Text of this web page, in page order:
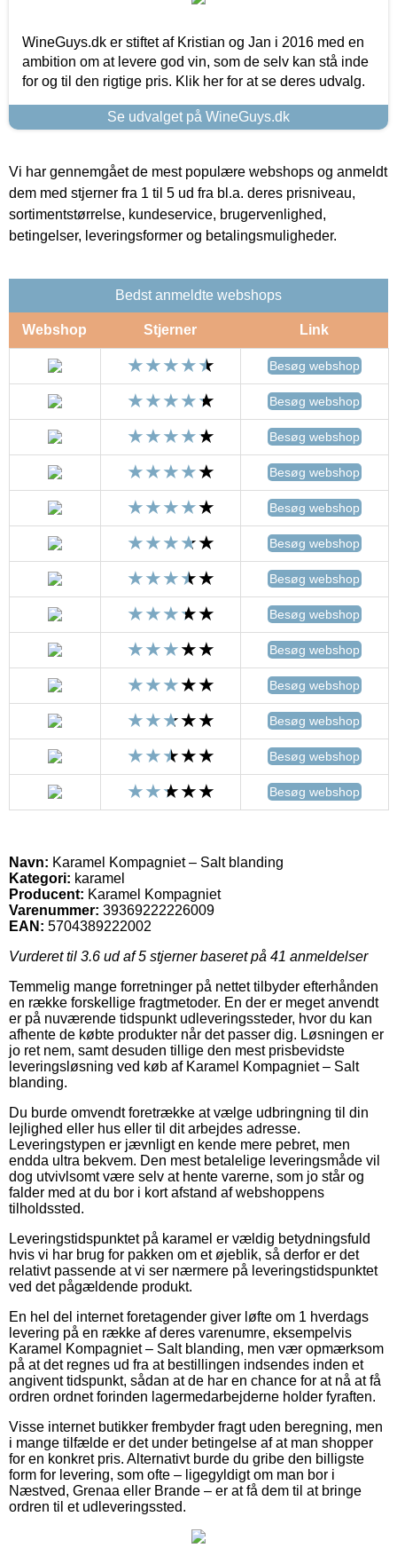
WineGuys.dk er stiftet af Kristian og Jan i 2016 med en
ambition om at levere god vin, som de selv kan stå inde
for og til den rigtige pris. Klik her for at se deres udvalg.
Se udvalget på WineGuys.dk
Vi har gennemgået de mest populære webshops og anmeldt
dem med stjerner fra 1 til 5 ud fra bl.a. deres prisniveau,
sortimentstørrelse, kundeservice, brugervenlighed,
betingelser, leveringsformer og betalingsmuligheder.
Bedst anmeldte webshops
Webshop Stjerner Link
Besøg webshop
Besøg webshop
Besøg webshop
Besøg webshop
Besøg webshop
Besøg webshop
Besøg webshop
Besøg webshop
Besøg webshop
Besøg webshop
Besøg webshop
Besøg webshop
Besøg webshop
Navn: Karamel Kompagniet – Salt blanding
Kategori: karamel
Producent: Karamel Kompagniet
Varenummer: 39369222226009
EAN: 5704389222002
Vurderet til 3.6 ud af 5 stjerner baseret på 41 anmeldelser
Temmelig mange forretninger på nettet tilbyder efterhånden
en række forskellige fragtmetoder. En der er meget anvendt
er på nuværende tidspunkt udleveringssteder, hvor du kan
afhente de købte produkter når det passer dig. Løsningen er
jo ret nem, samt desuden tillige den mest prisbevidste
leveringsløsning ved køb af Karamel Kompagniet – Salt
blanding.
Du burde omvendt foretrække at vælge udbringning til din
lejlighed eller hus eller til dit arbejdes adresse.
Leveringstypen er jævnligt en kende mere pebret, men
endda ultra bekvem. Den mest betalelige leveringsmåde vil
dog utvivlsomt være selv at hente varerne, som jo står og
falder med at du bor i kort afstand af webshoppens
tilholdssted.
Leveringstidspunktet på karamel er vældig betydningsfuld
hvis vi har brug for pakken om et øjeblik, så derfor er det
relativt passende at vi ser nærmere på leveringstidspunktet
ved det pågældende produkt.
En hel del internet foretagender giver løfte om 1 hverdags
levering på en række af deres varenumre, eksempelvis
Karamel Kompagniet – Salt blanding, men vær opmærksom
på at det regnes ud fra at bestillingen indsendes inden et
angivent tidspunkt, sådan at de har en chance for at nå at få
ordren ordnet forinden lagermedarbejderne holder fyraften.
Visse internet butikker frembyder fragt uden beregning, men
i mange tilfælde er det under betingelse af at man shopper
for en konkret pris. Alternativt burde du gribe den billigste
form for levering, som ofte – ligegyldigt om man bor i
Næstved, Grenaa eller Brande – er at få dem til at bringe
ordren til et udleveringssted.